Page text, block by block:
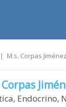
| M.s. Corpas Jiménez
Endocrino,